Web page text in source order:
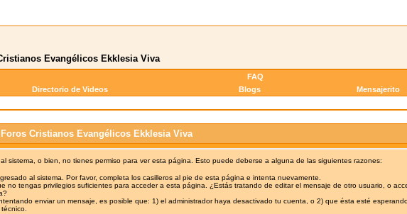
Evangélicos Ekklesia Viva
FAQ
Directorio de Videos Blogs Mensajerito
Cristianos Evangélicos Ekklesia Viva
sistema, o bien, no tienes permiso para ver esta página. Esto puede deberse a alguna de las siguientes razones:
al sistema. Por favor, completa los casilleros al pie de esta página e intenta nuevamente.
no tengas privilegios suficientes para acceder a esta página. ¿Estás tratando de editar el mensaje de otro usuario, o
enviar un mensaje, es posible que: 1) el administrador haya desactivado tu cuenta, o 2) que ésta esté